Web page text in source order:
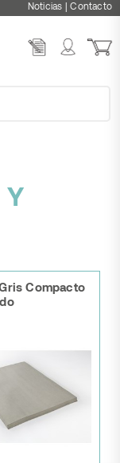
Noticias |Contacto
Y
Compacto